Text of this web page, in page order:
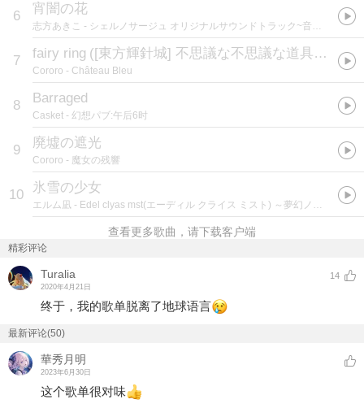
6 宵闇の花
志方あきこ - シェルノサージュ オリジナルサウンドトラック~音と世界の受信記録 Sec.1~
7 fairy ring ([東方輝針城] 不思議な不思議な道具達
Cororo - Château Bleu
8 Barraged
Casket - 幻想パブ:午后6时
9 廃墟の遮光
Cororo - 魔女の残響
10 氷雪の少女
エルム凪 - Edel clyas mst(エーディル クライス ミスト) ～夢幻ノ導～
查看更多歌曲，请下载客户端
精彩评论
Turalia
2020年4月21日
14
终于，我的歌单脱离了地球语言
最新评论(50)
華秀月明
2023年6月30日
这个歌单很对味